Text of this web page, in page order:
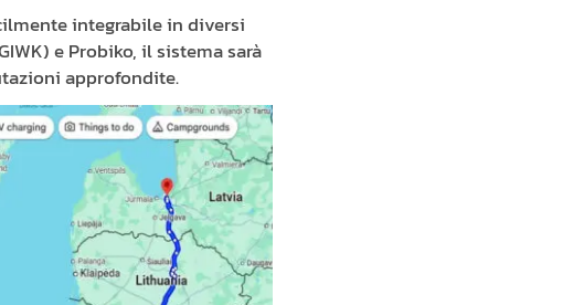
integrabile in diversi
e Probiko, il sistema sarà
approfondite.